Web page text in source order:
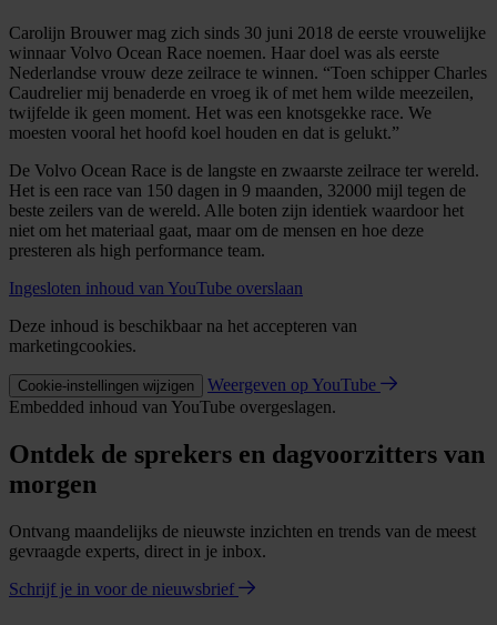
Carolijn Brouwer mag zich sinds 30 juni 2018 de eerste vrouwelijke
winnaar Volvo Ocean Race noemen. Haar doel was als eerste
Nederlandse vrouw deze zeilrace te winnen. “Toen schipper Charles
Caudrelier mij benaderde en vroeg ik of met hem wilde meezeilen,
twijfelde ik geen moment. Het was een knotsgekke race. We
moesten vooral het hoofd koel houden en dat is gelukt.”
De Volvo Ocean Race is de langste en zwaarste zeilrace ter wereld.
Het is een race van 150 dagen in 9 maanden, 32000 mijl tegen de
beste zeilers van de wereld. Alle boten zijn identiek waardoor het
niet om het materiaal gaat, maar om de mensen en hoe deze
presteren als high performance team.
Ingesloten inhoud van YouTube overslaan
Deze inhoud is beschikbaar na het accepteren van
marketingcookies.
Cookie-instellingen wijzigen
Weergeven op YouTube
Embedded inhoud van YouTube overgeslagen.
Ontdek de sprekers en dagvoorzitters van
morgen
Ontvang maandelijks de nieuwste inzichten en trends van de meest
gevraagde experts, direct in je inbox.
Schrijf je in voor de nieuwsbrief